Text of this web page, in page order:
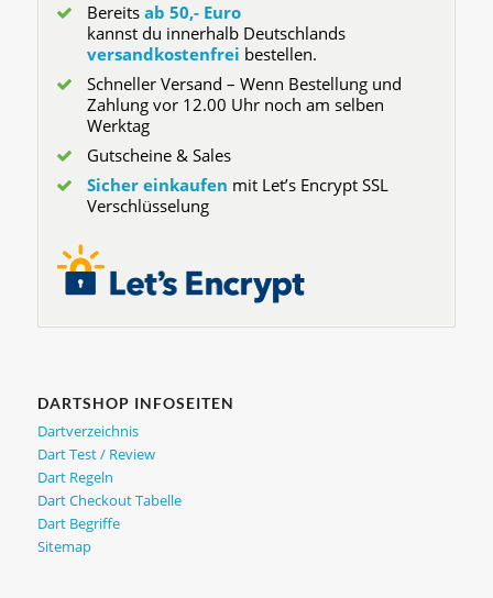
Bereits ab 50,- Euro
kannst du innerhalb Deutschlands
versandkostenfrei bestellen.
Schneller Versand – Wenn Bestellung und
Zahlung vor 12.00 Uhr noch am selben
Werktag
Gutscheine & Sales
Sicher einkaufen mit Let’s Encrypt SSL
Verschlüsselung
DARTSHOP INFOSEITEN
Dartverzeichnis
Dart Test / Review
Dart Regeln
Dart Checkout Tabelle
Dart Begriffe
Sitemap